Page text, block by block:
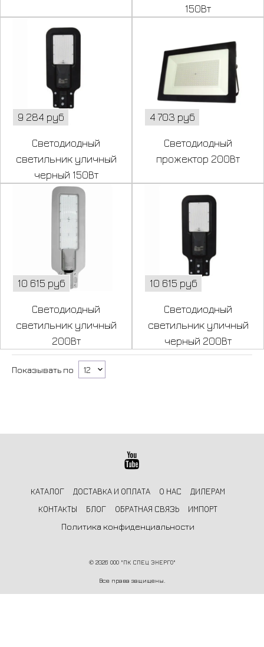
150Вт
9 284 руб
Светодиодный
светильник уличный
черный 150Вт
4 703 руб
Светодиодный
прожектор 200Вт
10 615 руб
Светодиодный
светильник уличный
200Вт
10 615 руб
Светодиодный
светильник уличный
черный 200Вт
Показывать по
КАТАЛОГ ДОСТАВКА И ОПЛАТА О НАС
ДИЛЕРАМ
КОНТАКТЫ
БЛОГ ОБРАТНАЯ СВЯЗЬ
ИМПОРТ
Политика конфиденциальности
© 2026 ООО "ПК СПЕЦ ЭНЕРГО"
Все права защищены.